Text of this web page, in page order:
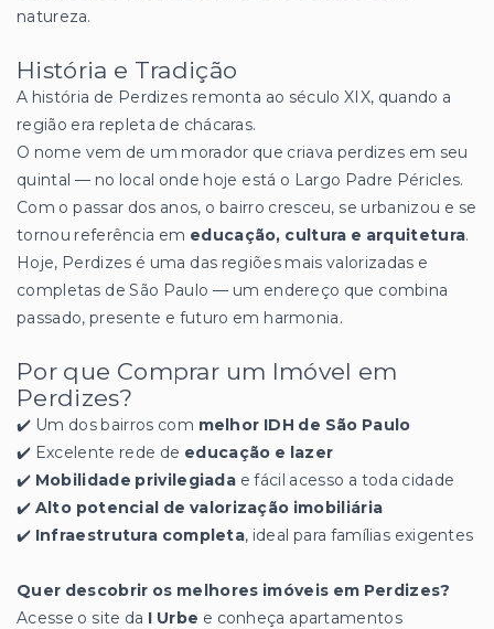
natureza.
História e Tradição
A história de Perdizes remonta ao século XIX, quando a
região era repleta de chácaras.
O nome vem de um morador que criava perdizes em seu
quintal — no local onde hoje está o Largo Padre Péricles.
Com o passar dos anos, o bairro cresceu, se urbanizou e se
tornou referência em educação, cultura e arquitetura.
Hoje, Perdizes é uma das regiões mais valorizadas e
completas de São Paulo — um endereço que combina
passado, presente e futuro em harmonia.
Por que Comprar um Imóvel em
Perdizes?
✔️ Um dos bairros com melhor IDH de São Paulo
✔️ Excelente rede de educação e lazer
✔️ Mobilidade privilegiada e fácil acesso a toda cidade
✔️ Alto potencial de valorização imobiliária
✔️ Infraestrutura completa, ideal para famílias exigentes
Quer descobrir os melhores imóveis em Perdizes?
Acesse o site da I Urbe e conheça apartamentos